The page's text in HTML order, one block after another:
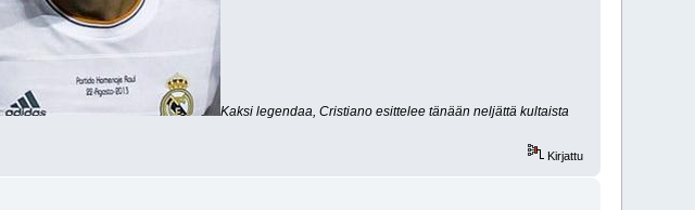
Kaksi legendaa, Cristiano esittelee tänään neljättä kultaista
Kirjattu